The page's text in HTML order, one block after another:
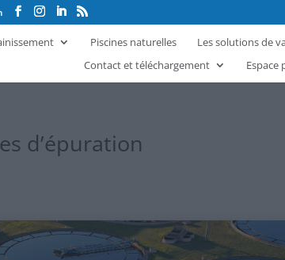
Piscines naturelles Les solutions de
Contact et téléchargement
Espace
d’épuration